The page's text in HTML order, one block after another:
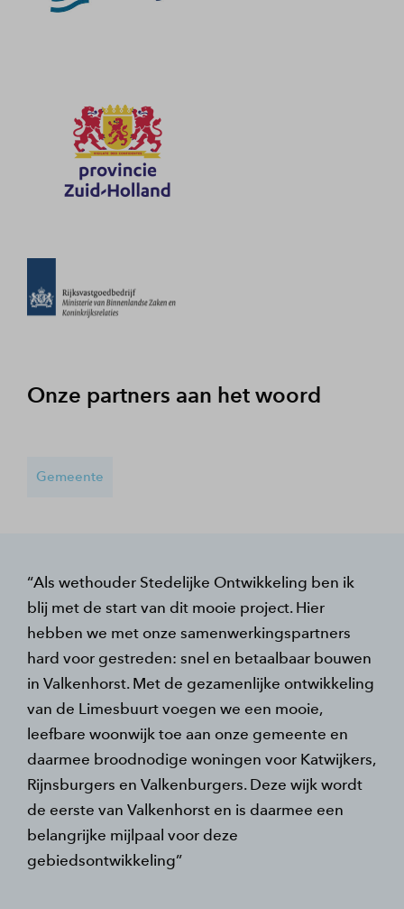
Onze partners aan het woord
Gemeente
Als wethouder Stedelijke Ontwikkeling ben ik
blij met de start van dit mooie project. Hier
hebben we met onze samenwerkingspartners
hard voor gestreden: snel en betaalbaar bouwen
in Valkenhorst. Met de gezamenlijke ontwikkeling
van de Limesbuurt voegen we een mooie,
leefbare woonwijk toe aan onze gemeente en
daarmee broodnodige woningen voor Katwijkers,
Rijnsburgers en Valkenburgers. Deze wijk wordt
de eerste van Valkenhorst en is daarmee een
belangrijke mijlpaal voor deze
gebiedsontwikkeling